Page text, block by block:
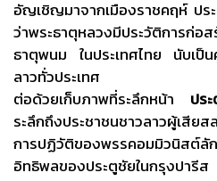
อัญเชิญมาจากเมืองราชคฤห์ ปร
ว่าพระธาตุหลวงมีประวัติการก่อ
ธาตุพนม ในประเทศไทย นับเป็น
ลาวทั่วประเทศ
ต่อด้วยเก็บภาพที่ระลึกหน้า ปร
ระลึกถึงประชาชนชาวลาวผู้เสีย
การปฏิวัติของพรรคอมมิวนิสต์ลั
อิทธิพลของประตูชัยในกรุงปารี